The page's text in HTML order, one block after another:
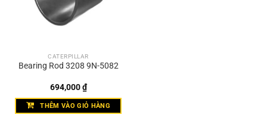
CATERPILLAR
Bearing Rod 3208 9N-5082
694,000₫
THÊM VÀO GIỎ HÀNG